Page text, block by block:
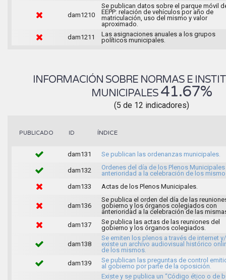
dam1210
Se publican datos sobre el parque móvil
EEPP: relación de vehículos por año de
matriculación, uso del mismo y valor
aproximado.
dam1211
Las asignaciones anuales a los grupos
políticos municipales.
INFORMACIÓN SOBRE NORMAS E
MUNICIPALES 41.67%
(5 de 12 indicadores)
PUBLICADO ID ÍNDICE
dam131 Se publican las ordenanzas municipales.
dam132
Ordenes del día de los Plenos
anterioridad a la celebración de los
dam133
Actas de los Plenos Municipales.
dam136
Se publica el orden del día de las
gobierno y los órganos colegiados con
anterioridad a la celebración de las
dam137
Se publica las actas de las reuniones del
gobierno y los órganos colegiados.
dam138
Se emiten los plenos a través de internet
existe un archivo audiovisual histórico
de los mismos.
dam139
Se publican las preguntas de control
al gobierno por parte de la oposición.
Existe y se publica un “Código ético o de